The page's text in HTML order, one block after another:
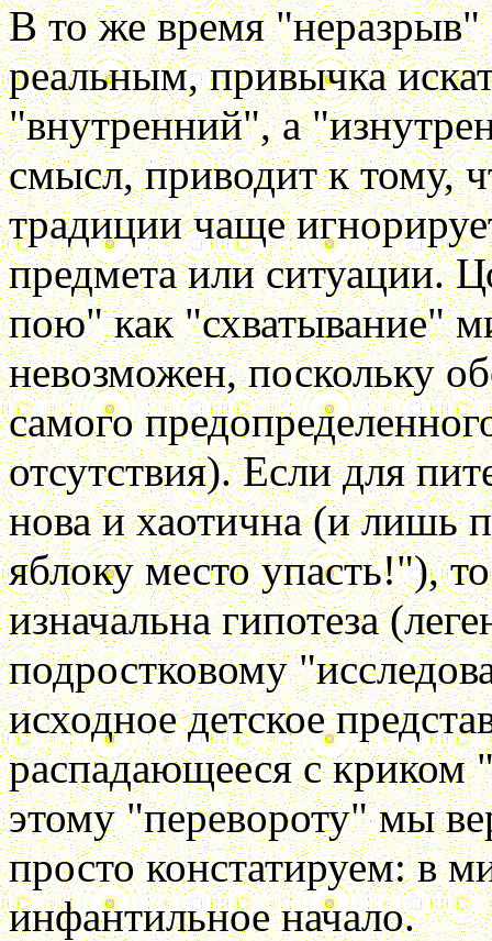
В то же время
реальным, привычка
"внутренний", а
смысл, приводит к тому,
традиции чаще
предмета или ситуации.
пою" как "схватывание"
невозможен, поскольку
самого
отсутствия). Если для
нова и хаотична (и лишь
яблоку место упасть!"),
изначальна гипотеза
подростковому
исходное детское
распадающееся с криком
этому "перевороту" мы
просто констатируем: в
инфантильное начало.